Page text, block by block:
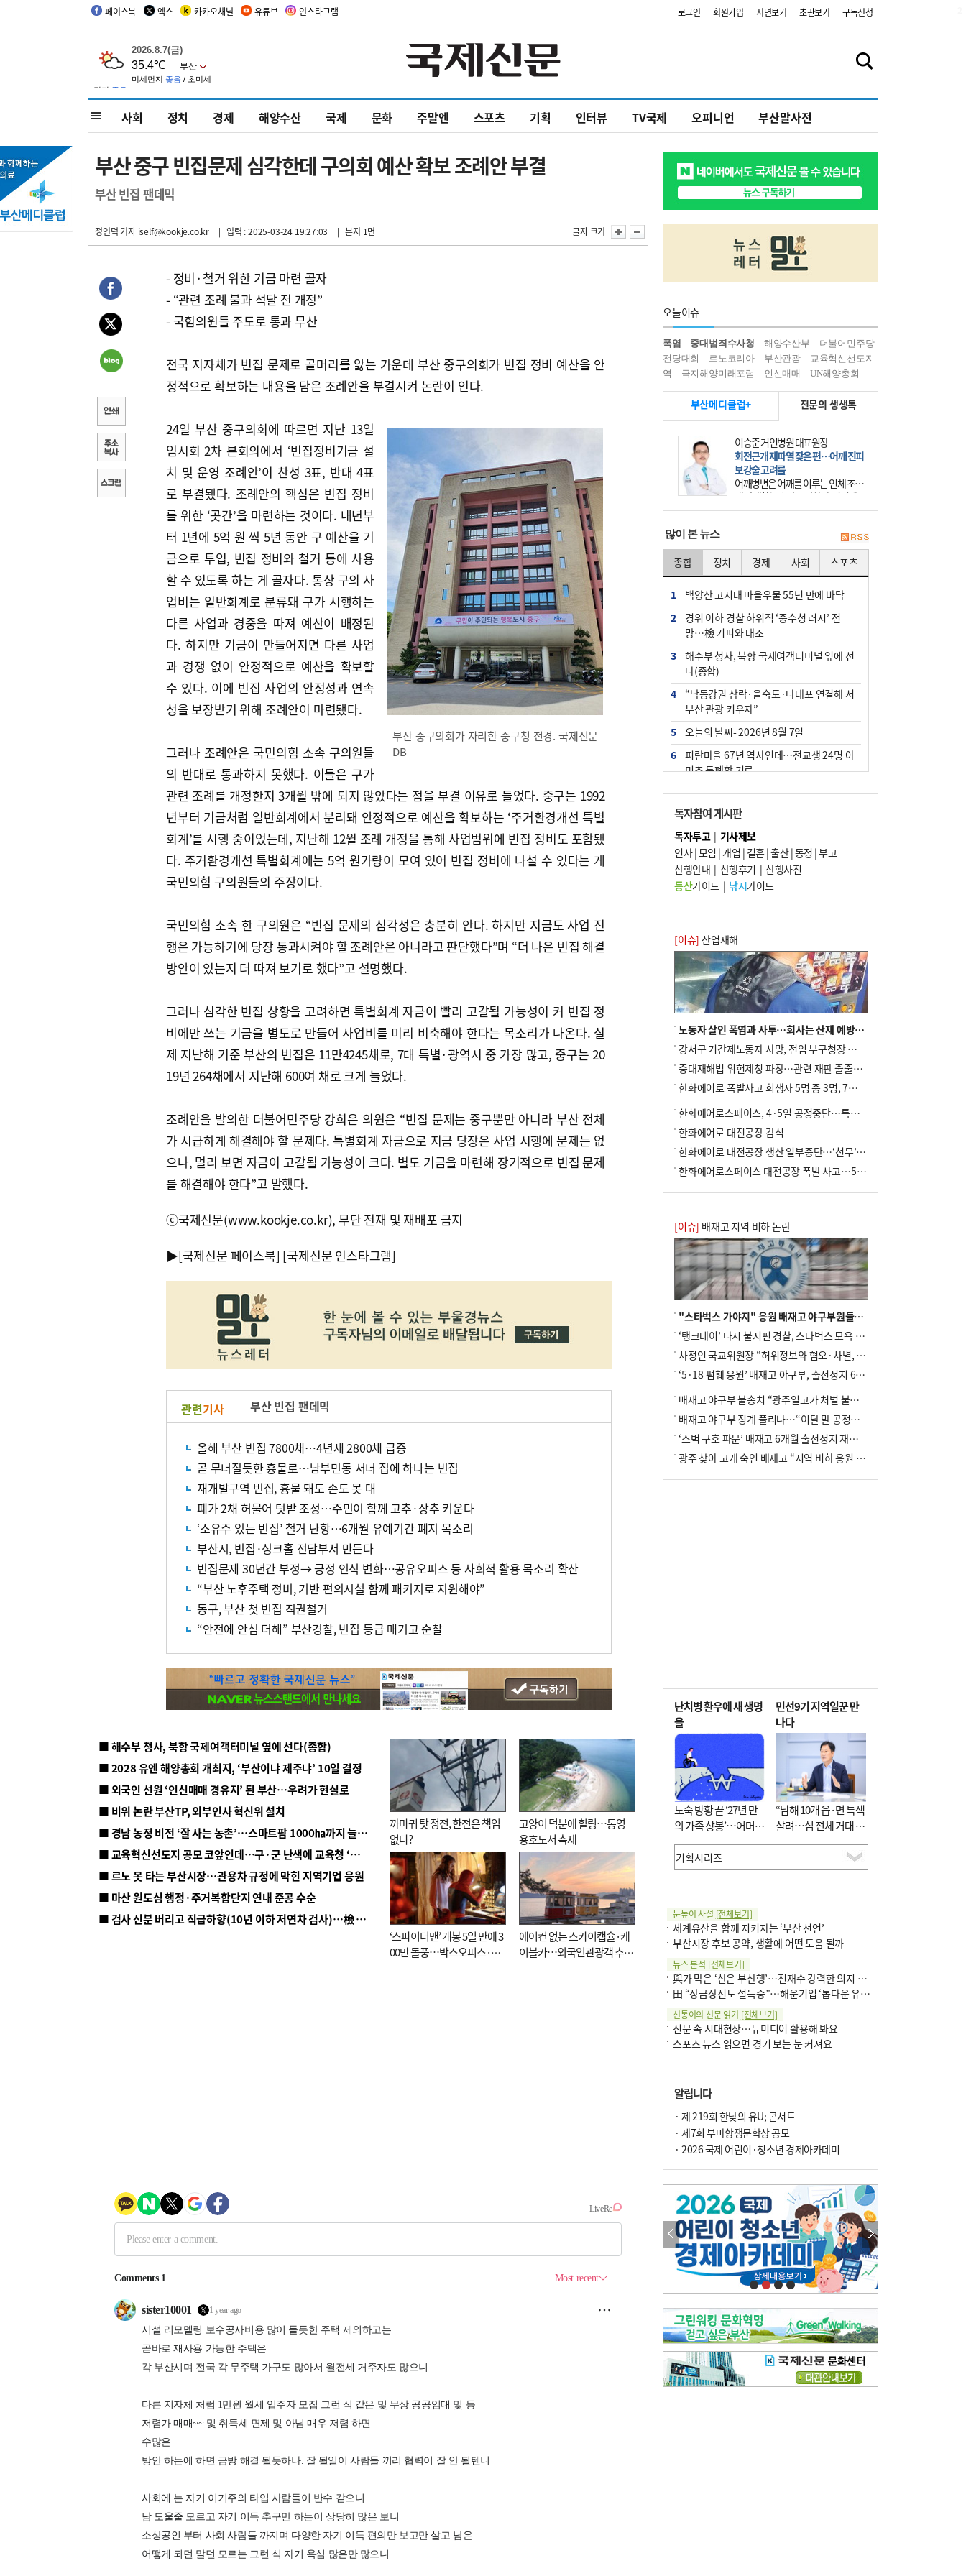
페이스북 엑스 카카오채널 유튜브 인스타그램 로그인 회원가입 지면보기 초판보기 구독신청
사회 정치 경제 해양수산 국제 문화 주말엔 스포츠 기획 인터뷰 TV국제 오피니언 부산말사전
부산 중구 빈집문제 심각한데 구의회 예산 확보 조례안 부결
부산 빈집 팬데믹
정인덕 기자iself@kookje.co.kr | 입력 : 2025-03-24 19:27:03 | 본지 1면 글자 크기
- 정비·철거 위한 기금 마련 골자
- “관련 조례 불과 석달 전 개정”
- 국힘의원들 주도로 통과 무산
전국 지자체가 빈집 문제로 골머리를 앓는 가운데 부산 중구의회가 빈집 정비 예산을 안
정적으로 확보하는 내용을 담은 조례안을 부결시켜 논란이 인다.
부산 중구의회가 자리한 중구청 전경. 국제신문
DB
24일 부산 중구의회에 따르면 지난 13일
임시회 2차 본회의에서 ‘빈집정비기금 설
치 및 운영 조례안’이 찬성 3표, 반대 4표
로 부결됐다. 조례안의 핵심은 빈집 정비
를 위한 ‘곳간’을 마련하는 것이다. 내년부
터 1년에 5억 원 씩 5년 동안 구 예산을 기
금으로 투입, 빈집 정비와 철거 등에 사용
할 수 있도록 하는 게 골자다. 통상 구의 사
업비는 일반회계로 분류돼 구가 시행하는
다른 사업과 경중을 따져 예산이 배정된
다. 하지만 기금이 만들어지면 다른 사업
과 경쟁 없이 안정적으로 예산을 확보할
수 있다. 이에 빈집 사업의 안정성과 연속
성을 보장받기 위해 조례안이 마련됐다.
그러나 조례안은 국민의힘 소속 구의원들
의 반대로 통과하지 못했다. 이들은 구가
관련 조례를 개정한지 3개월 밖에 되지 않았다는 점을 부결 이유로 들었다. 중구는 1992
년부터 기금처럼 일반회계에서 분리돼 안정적으로 예산을 확보하는 ‘주거환경개선 특별
회계’를 시행 중이었는데, 지난해 12월 조례 개정을 통해 사업범위에 빈집 정비도 포함됐
다. 주거환경개선 특별회계에는 5억 원가량이 모여 있어 빈집 정비에 나설 수 있다는 게
국민의힘 구의원들의 주장이다.
국민의힘 소속 한 구의원은 “빈집 문제의 심각성은 충분히 안다. 하지만 지금도 사업 진
행은 가능하기에 당장 통과시켜야 할 조례안은 아니라고 판단했다”며 “더 나은 빈집 해결
방안이 있는지 더 따져 보기로 했다”고 설명했다.
그러나 심각한 빈집 상황을 고려하면 특별회계 자금이 빨리 고갈될 가능성이 커 빈집 정
비에만 쓰는 기금을 별도로 만들어 사업비를 미리 비축해야 한다는 목소리가 나온다. 실
제 지난해 기준 부산의 빈집은 11만4245채로, 7대 특별·광역시 중 가장 많고, 중구는 20
19년 264채에서 지난해 600여 채로 크게 늘었다.
조례안을 발의한 더불어민주당 강희은 의원은 “빈집 문제는 중구뿐만 아니라 부산 전체
가 시급하게 해결해야 할 문제다. 특별회계 자금으로 지금 당장은 사업 시행에 문제는 없
으나, 멀리 보면 자금이 고갈될 가능성이 크다. 별도 기금을 마련해 장기적으로 빈집 문제
를 해결해야 한다”고 말했다.
ⓒ국제신문(www.kookje.co.kr), 무단 전재 및 재배포 금지
▶[국제신문 페이스북] [국제신문 인스타그램]
관련기사 부산 빈집 팬데믹
올해 부산 빈집 7800채…4년새 2800채 급증
곧 무너질듯한 흉물로…남부민동 서너 집에 하나는 빈집
재개발구역 빈집, 흉물 돼도 손도 못 대
폐가 2채 허물어 텃밭 조성…주민이 함께 고추·상추 키운다
‘소유주 있는 빈집’ 철거 난항…6개월 유예기간 폐지 목소리
부산시, 빈집·싱크홀 전담부서 만든다
빈집문제 30년간 부정→ 긍정 인식 변화…공유오피스 등 사회적 활용 목소리 확산
“부산 노후주택 정비, 기반 편의시설 함께 패키지로 지원해야”
동구, 부산 첫 빈집 직권철거
“안전에 안심 더해” 부산경찰, 빈집 등급 매기고 순찰
■ 해수부 청사, 북항 국제여객터미널 옆에 선다(종합)
■ 2028 유엔 해양총회 개최지, ‘부산이냐 제주냐’ 10일 결정
■ 외국인 선원 ‘인신매매 경유지’ 된 부산…우려가 현실로
■ 비위 논란 부산TP, 외부인사 혁신위 설치
■ 경남 농정 비전 ‘잘 사는 농촌’…스마트팜 1000㏊까지 늘린다
■ 교육혁신선도지 공모 코앞인데…구·군 난색에 교육청 ‘쩔쩔’
■ 르노 못 타는 부산시장…관용차 규정에 막힌 지역기업 응원
■ 마산 원도심 행정·주거복합단지 연내 준공 수순
■ 검사 신분 버리고 직급하향(10년 이하 저연차 검사)…檢 중수청행 기피
까마귀 탓 정전, 한전은 책임
없다?
고양이 덕분에 힐링…통영
용호도서 축제
‘스파이더맨’ 개봉 5일 만에 3
00만 돌풍…박스오피스·예
에어컨 없는 스카이캡슐·케
이블카…외국인관광객 추억
오늘이슈
폭염 중대범죄수사청 해양수산부
더불어민주당
전당대회
르노코리아 부산관광
교육혁신선도지
역
극지해양미래포럼 인신매매 UN해양총회
부산메디클럽+ 전문의 생생톡
이승준 거인병원 대표원장
회전근개 재파열 잦은 편…어깨 진피
보강술 고려를
어깨병변은 어깨를 이루는 인체 조직
에 발생하는 손상을 말한다. 여기에
는 오십견과 회전근개 증후군, 어깨
많이 본 뉴스
종합 정치 경제 사회 스포츠
1
백양산 고지대 마을우물 55년 만에 바닥
2
경위 이하 경찰 하위직 ‘중수청 러시’ 전
망…檢 기피와 대조
3
해수부 청사, 북항 국제여객터미널 옆에 선
다(종합)
4
“낙동강권 삼락·을숙도·다대포 연결해 서
부산 관광 키우자”
5
오늘의 날씨- 2026년 8월 7일
6
피란마을 67년 역사인데…전교생 24명 아
미초 통폐합 기로
7
[사설] 해수부 신청사 북항으로 확정, 해양
수도 도약의 전환점
8
부울경 주말부터 비소식…‘극한 폭염’ 한풀
꺾일 듯
9
외국인 선원 ‘인신매매 경유지’ 된 부산…
우려가 현실로
10 르노 못 타는 부산시장…관용차 규정에 막
힌 지역기업 응원
독자참여 게시판
독자투고| 기사제보
인사|모임 | 개업 | 결혼|출산|동정 |부고
산행안내 | 산행후기 | 산행사진
등산가이드| 낚시가이드
[이슈] 산업재해
노동자 살인 폭염과 사투…회사는 산재 예방·전기료 절감 전력
강서구 기간제노동자 사망, 전임 부구청장 檢 송치
중대재해법 위헌제청 파장…관련 재판 줄줄이 브레이크
한화에어로 폭발사고 희생자 5명 중 3명, 7일 영면
한화에어로스페이스, 4·5일 공정중단…특별 안전점검
한화에어로 대전공장 감식
한화에어로 대전공장 생산 일부중단…‘천무’ 수출 비상
한화에어로스페이스 대전공장 폭발 사고…5명 사망·2명 부상(종합)
[이슈] 배재고 지역 비하 논란
"스타벅스 가야지" 응원 배재고 야구부원들, 학교서 징계 처분
‘탱크데이’ 다시 불지핀 경찰, 스타벅스 모욕 혐의 압수수색
차정인 국교위원장 “허위정보와 혐오·차별, 학교 교실까지 유입"
‘5·18 폄훼 응원’ 배재고 야구부, 출전정지 6개월→1개월 감경
배재고 야구부 불송치 “광주일고가 처벌 불원 의사 표해”
배재고 야구부 징계 풀리나…“이달 말 공정위서 재심의”
‘스벅 구호 파문’ 배재고 6개월 출전정지 재심 신청키로
광주 찾아 고개 숙인 배재고 “지역 비하 응원 잘못”(종합)
난치병 환우에 새 생명
을
노숙 방황 끝 ‘27년 만
의 가족 상봉’…어머니
와 행복 꿈꿔
민선9기 지역일꾼 만
나다
“남해 10개 읍·면 특색
살려…섬 전체 거대 정
원으로 조성”
눈높이 사설 [전체보기]
세계유산을 함께 지키자는 ‘부산 선언’
부산시장 후보 공약, 생활에 어떤 도움 될까
뉴스 분석 [전체보기]
與가 막은 ‘산은 부산행’…전재수 강력한 의지 표명 없인 공염불
田 “장금상선도 설득중”…해운기업 ‘톱다운 유치전’ 가속
신통이의 신문 읽기 [전체보기]
신문 속 시대현상…뉴미디어 활용해 봐요
스포츠 뉴스 읽으면 경기 보는 눈 커져요
구·군 승진 축하화분 관행 없애자니 소상공인 울상
팩트체크[전체보기]
의령 한우산 털중나리
한 손 뉴스[전체보기]
시민이 개발한 폭염 대응 앱 ‘그늘로’ 길안내 지도 등 인기
골목 맛집 발굴 고메 셀렉션…부산시, 페스티벌 시월 연계
오늘의 날씨-[전체보기]
오늘의 날씨- 2026년 8월 7일
오늘의 날씨- 2026년 8월 6일
우리 결혼해요-[전체보기]
우리 결혼해요- 김홍윤·정세빈 커플
알립니다
· 제 219회 한낮의 유U; 콘서트
· 제7회 부마항쟁문학상 공모
· 2026 국제 어린이·청소년 경제아카데미